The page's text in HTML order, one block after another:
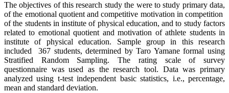
The objectives of this research study the were to study primary data,
of the emotional quotient and competitive motivation in competition
of the students in institute of physical education, and to study factors
related to emotional quotient and motivation of athlete students in
institute of physical education. Sample group in this research
included 367 students, determined by Taro Yamane formal using
Stratified Random Sampling. The rating scale of survey
questionnaire was used as the research tool. Data was primary
analyzed using t-test independent basic statistics, i.e., percentage,
mean and standard deviation.